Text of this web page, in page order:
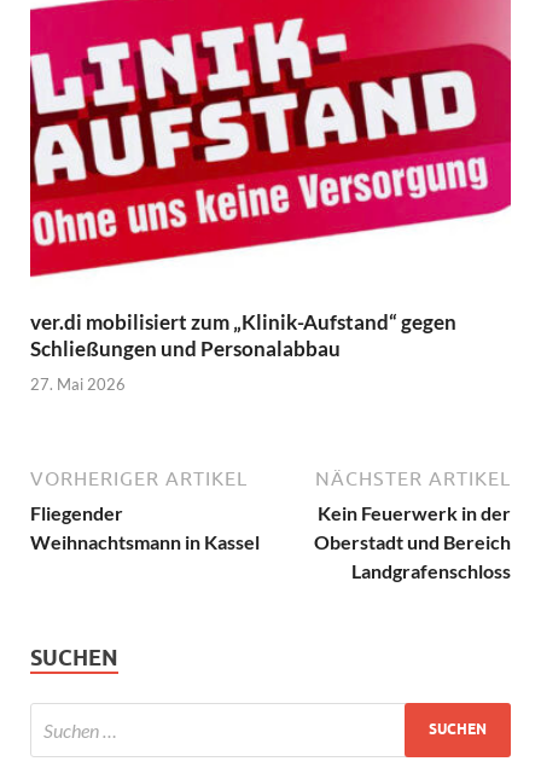
ver.di mobilisiert zum „Klinik-Aufstand“ gegen
Schließungen und Personalabbau
27. Mai 2026
VORHERIGER ARTIKEL
Fliegender
Weihnachtsmann in Kassel
NÄCHSTER ARTIKEL
Kein Feuerwerk in der
Oberstadt und Bereich
Landgrafenschloss
SUCHEN